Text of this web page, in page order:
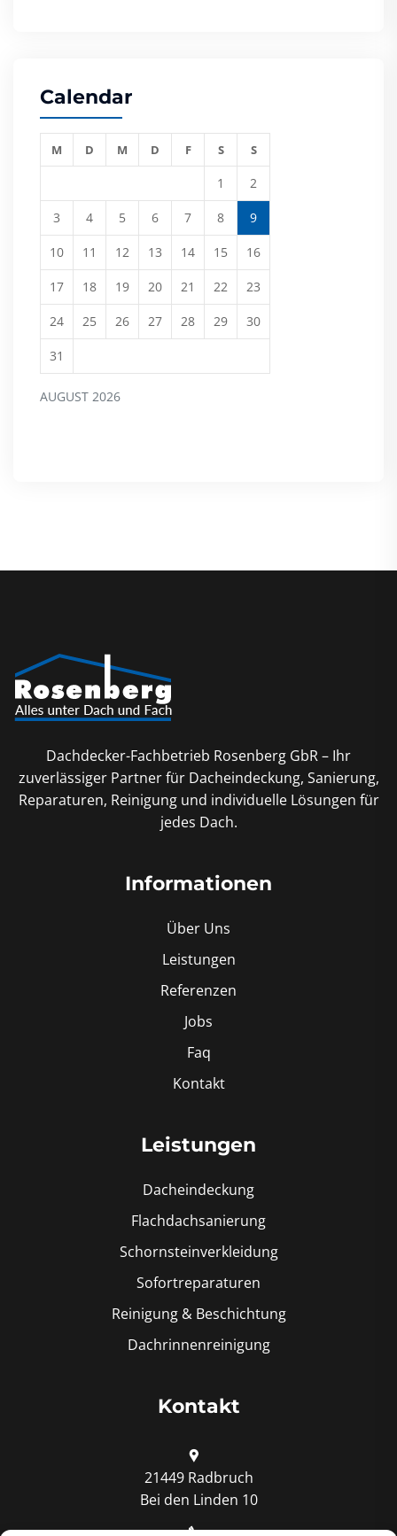
Calendar
AUGUST 2026
M D M D F S S
1 2
3 4 5 6 7 8 9
10 11 12 13 14 15 16
17 18 19 20 21 22 23
24 25 26 27 28 29 30
31
Dachdecker-Fachbetrieb Rosenberg GbR – Ihr
zuverlässiger Partner für Dacheindeckung, Sanierung,
Reparaturen, Reinigung und individuelle Lösungen für
jedes Dach.
Informationen
Über Uns
Leistungen
Referenzen
Jobs
Faq
Kontakt
Leistungen
Dacheindeckung
Flachdachsanierung
Schornsteinverkleidung
Sofortreparaturen
Reinigung & Beschichtung
Dachrinnenreinigung
Kontakt
21449 Radbruch
Bei den Linden 10